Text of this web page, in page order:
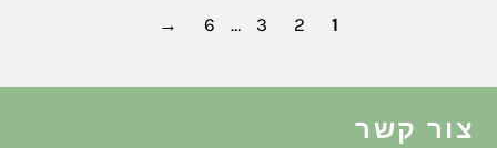
1
2
3
…
6
→
צור קשר